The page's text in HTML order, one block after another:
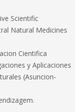
Scientific
Natural Medicines
Cientifica
y Aplicaciones
(Asuncion-